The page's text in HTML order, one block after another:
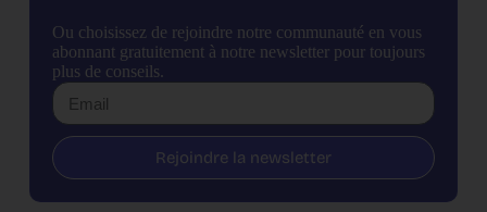
Ou choisissez de rejoindre notre communauté en vous
abonnant gratuitement à notre newsletter pour toujours
plus de conseils.
Rejoindre la newsletter